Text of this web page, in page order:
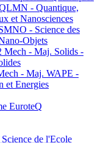
- Quantique,
et Nanosciences
- Science des
Objets
- Maj. Solids -
- Maj. WAPE -
et Energies
EuroteQ
de l'Ecole